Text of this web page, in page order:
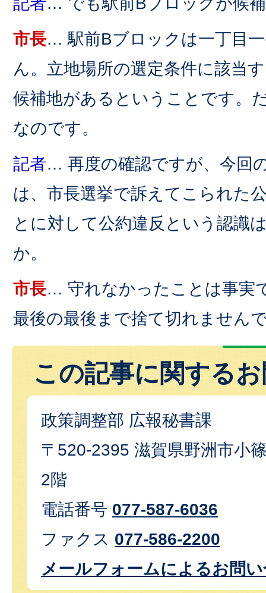
市長… 駅前Bブロックは一丁目
ん。立地場所の選定条件に該当
候補地があるということです。
なのです。
記者… 再度の確認ですが、今回
は、市長選挙で訴えてこられた
とに対して公約違反という認識
か。
市長… 守れなかったことは事実
最後の最後まで捨て切れません
この記事に関する
政策調整部 広報秘書課
〒520-2395 滋賀県野洲市小
2階
電話番号 077-587-6036
ファクス 077-586-2200
メールフォームによるお問